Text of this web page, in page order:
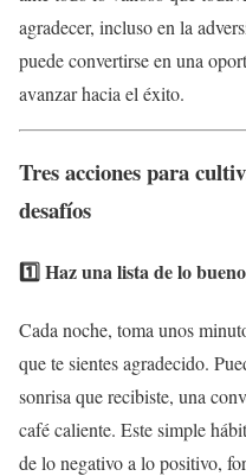
agradecer, incluso en la
puede convertirse en una
avanzar hacia el éxito.
Tres acciones para
desafíos
1️⃣ Haz una lista de lo
Cada noche, toma unos
que te sientes agradecido.
sonrisa que recibiste, una
café caliente. Este simple
de lo negativo a lo positivo,